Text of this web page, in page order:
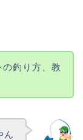
釣り方、教
ん